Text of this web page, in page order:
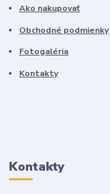
Ako nakupovať
Obchodné podmienky
Fotogaléria
Kontakty
Kontakty